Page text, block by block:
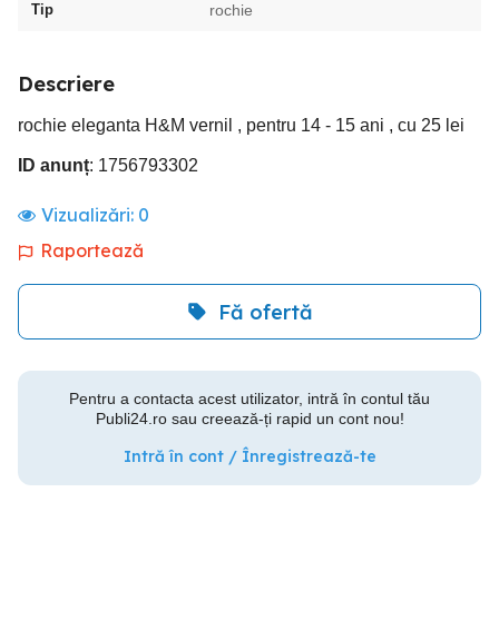
Tip rochie
Descriere
rochie eleganta H&M vernil , pentru 14 - 15 ani , cu 25 lei
ID anunț: 1756793302
Vizualizări: 0
Raportează
Fă ofertă
Pentru a contacta acest utilizator, intră în contul tău
Publi24.ro sau creează-ți rapid un cont nou!
Intră în cont / Înregistrează-te